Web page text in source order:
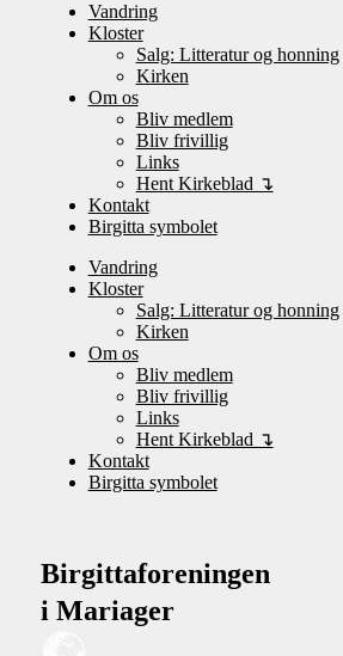
Vandring
Kloster
Salg: Litteratur og honning
Kirken
Om os
Bliv medlem
Bliv frivillig
Links
Hent Kirkeblad ↴
Kontakt
Birgitta symbolet
Vandring
Kloster
Salg: Litteratur og honning
Kirken
Om os
Bliv medlem
Bliv frivillig
Links
Hent Kirkeblad ↴
Kontakt
Birgitta symbolet
Birgittaforeningen
i Mariager